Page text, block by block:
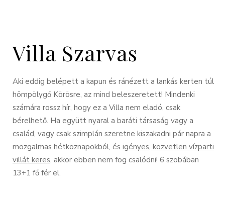
Villa Szarvas
Aki eddig belépett a kapun és ránézett a lankás kerten túl
hömpölygő Körösre, az mind beleszeretett! Mindenki
számára rossz hír, hogy ez a Villa nem eladó, csak
bérelhető. Ha együtt nyaral a baráti társaság vagy a
család, vagy csak szimplán szeretne kiszakadni pár napra a
mozgalmas hétköznapokból, és igényes, közvetlen vízparti
villát keres, akkor ebben nem fog csalódni! 6 szobában
13+1 fő fér el.